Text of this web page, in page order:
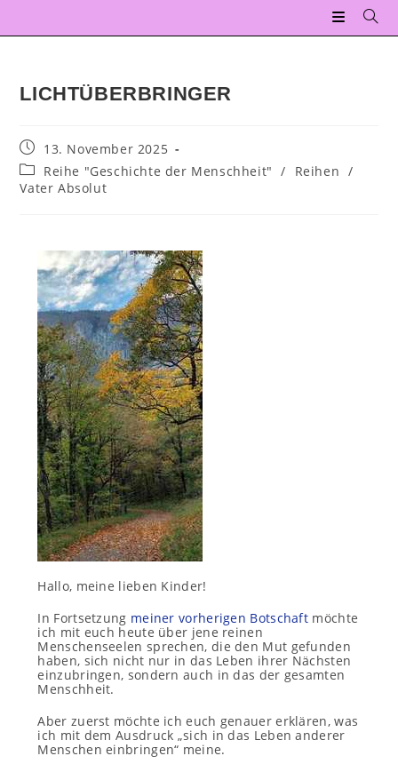
LICHTÜBERBRINGER
13. November 2025
Reihe "Geschichte der Menschheit"
/ Reihen /
Vater Absolut
Hallo, meine lieben Kinder!
In Fortsetzung meiner vorherigen Botschaft möchte
ich mit euch heute über jene reinen
Menschenseelen sprechen, die den Mut gefunden
haben, sich nicht nur in das Leben ihrer Nächsten
einzubringen, sondern auch in das der gesamten
Menschheit.
Aber zuerst möchte ich euch genauer erklären, was
ich mit dem Ausdruck „sich in das Leben anderer
Menschen einbringen“ meine.